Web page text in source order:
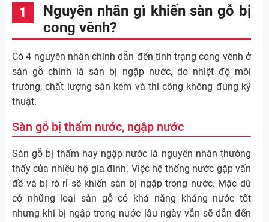
Nguyên nhân gì khiến sàn gỗ bị
cong vênh?
Có 4 nguyên nhân chính dẫn đến tình trạng cong vênh ở
sàn gỗ chính là sàn bị ngập nước, do nhiệt độ môi
trường, chất lượng sàn kém và thi công không đúng kỹ
thuật.
Sàn gỗ bị thấm nước, ngập nước
Sàn gỗ bị thấm hay ngập nước là nguyên nhân thường
thấy của nhiều hộ gia đình. Việc hệ thống nước gặp vấn
đề và bị rò rỉ sẽ khiến sàn bị ngập trong nước. Mặc dù
có những loại sàn gỗ có khả năng kháng nước tốt
nhưng khi bị ngập trong nước lâu ngày vẫn sẽ dẫn đến